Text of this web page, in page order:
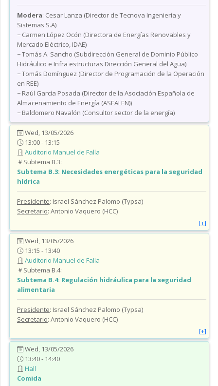
Modera: Cesar Lanza (Director de Tecnova Ingeniería y
Sistemas S.A)
− Carmen López Ocón (Directora de Energías Renovables y
Mercado Eléctrico, IDAE)
− Tomás A. Sancho (Subdirección General de Dominio Público
Hidráulico e Infra estructuras Dirección General del Agua)
− Tomás Domínguez (Director de Programación de la Operación
en REE)
− Raúl García Posada (Director de la Asociación Española de
Almacenamiento de Energía (ASEALEN))
− Baldomero Navalón (Consultor sector de la energía)
Wed, 13/05/2026
13:00 - 13:15
Auditorio Manuel de Falla
Subtema B.3:
Subtema B.3: Necesidades energéticas para la seguridad
hídrica
Presidente: Israel Sánchez Palomo (Typsa)
Secretario: Antonio Vaquero (HCC)
[+]
Wed, 13/05/2026
13:15 - 13:40
Auditorio Manuel de Falla
Subtema B.4:
Subtema B.4: Regulación hidráulica para la seguridad
alimentaria
Presidente: Israel Sánchez Palomo (Typsa)
Secretario: Antonio Vaquero (HCC)
[+]
Wed, 13/05/2026
13:40 - 14:40
Hall
Comida